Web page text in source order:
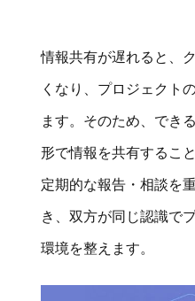
情報共有が遅れると、
くなり、プロジェクト
ます。そのため、でき
形で情報を共有するこ
定期的な報告・相談を
き、双方が同じ認識で
環境を整えます。